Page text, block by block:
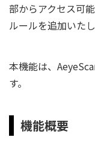
部からアクセス可
ルールを追加いたし
本機能は、
す。
機能概要